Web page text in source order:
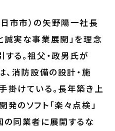
市市）の矢野陽一社長
誠実な事業展開」を理念
る。祖父・政男氏が
消防設備の設計・施
掛けている。長年築き上
のソフト「楽々点検」
の同業者に展開するな